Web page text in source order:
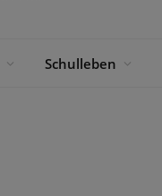
Schulleben